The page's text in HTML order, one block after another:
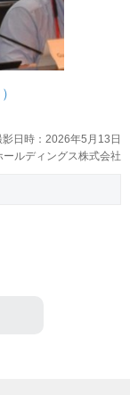
影日時：2026年5月13日
ルディングス株式会社